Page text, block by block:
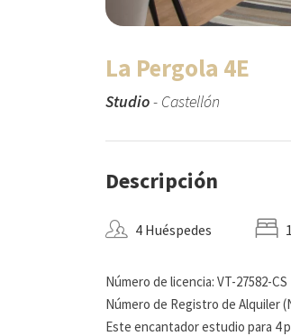
La Pergola 4E
Studio- Castellón
Descripción
4 Huéspedes
Número de licencia: VT-27582-CS
Número de Registro de Alquiler
Este encantador estudio para 4